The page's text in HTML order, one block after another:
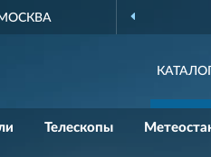
Телескопы